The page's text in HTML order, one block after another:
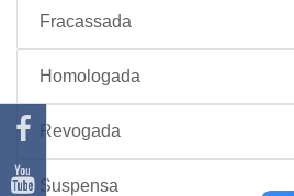
Fracassada
Homologada
Revogada
Suspensa